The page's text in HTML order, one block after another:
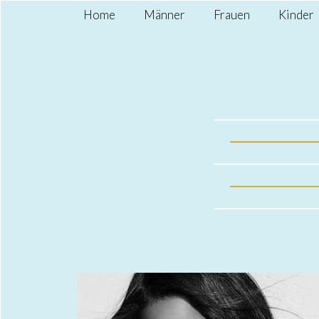
Home Männer Frauen Kinder